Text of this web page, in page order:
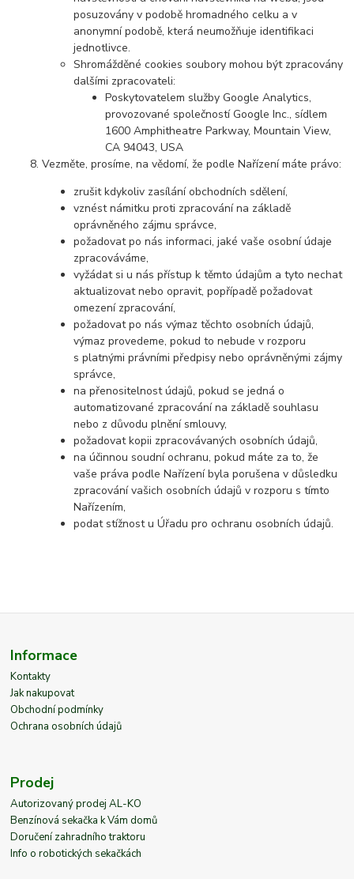
posuzovány v podobě hromadného celku a v
anonymní podobě, která neumožňuje identifikaci
jednotlivce.
Shromážděné cookies soubory mohou být zpracovány
dalšími zpracovateli:
Poskytovatelem služby Google Analytics,
provozované společností Google Inc., sídlem
1600 Amphitheatre Parkway, Mountain View,
CA 94043, USA
Vezměte, prosíme, na vědomí, že podle Nařízení máte právo:
zrušit kdykoliv zasílání obchodních sdělení,
vznést námitku proti zpracování na základě
oprávněného zájmu správce,
požadovat po nás informaci, jaké vaše osobní údaje
zpracováváme,
vyžádat si u nás přístup k těmto údajům a tyto nechat
aktualizovat nebo opravit, popřípadě požadovat
omezení zpracování,
požadovat po nás výmaz těchto osobních údajů,
výmaz provedeme, pokud to nebude v rozporu
s platnými právními předpisy nebo oprávněnými zájmy
správce,
na přenositelnost údajů, pokud se jedná o
automatizované zpracování na základě souhlasu
nebo z důvodu plnění smlouvy,
požadovat kopii zpracovávaných osobních údajů,
na účinnou soudní ochranu, pokud máte za to, že
vaše práva podle Nařízení byla porušena v důsledku
zpracování vašich osobních údajů v rozporu s tímto
Nařízením,
podat stížnost u Úřadu pro ochranu osobních údajů.
Informace
Kontakty
Jak nakupovat
Obchodní podmínky
Ochrana osobních údajů
Prodej
Autorizovaný prodej AL-KO
Benzínová sekačka k Vám domů
Doručení zahradního traktoru
Info o robotických sekačkách